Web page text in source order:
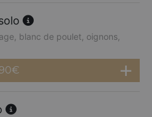
blanc de poulet, oignons,
€